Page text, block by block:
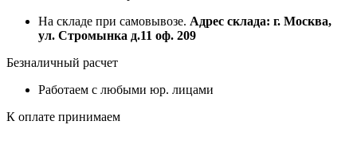
На складе при самовывозе. Адрес склада: г. Москва,
ул. Стромынка д.11 оф. 209
Безналичный расчет
Работаем с любыми юр. лицами
К оплате принимаем